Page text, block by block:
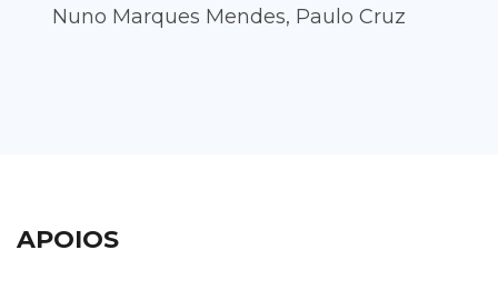
Nuno Marques Mendes, Paulo Cruz
APOIOS